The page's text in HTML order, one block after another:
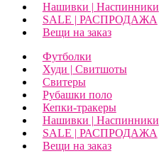
Нашивки | Наспинники
SALE | РАСПРОДАЖА
Вещи на заказ
Футболки
Худи | Свитшоты
Свитеры
Рубашки поло
Кепки-тракеры
Нашивки | Наспинники
SALE | РАСПРОДАЖА
Вещи на заказ